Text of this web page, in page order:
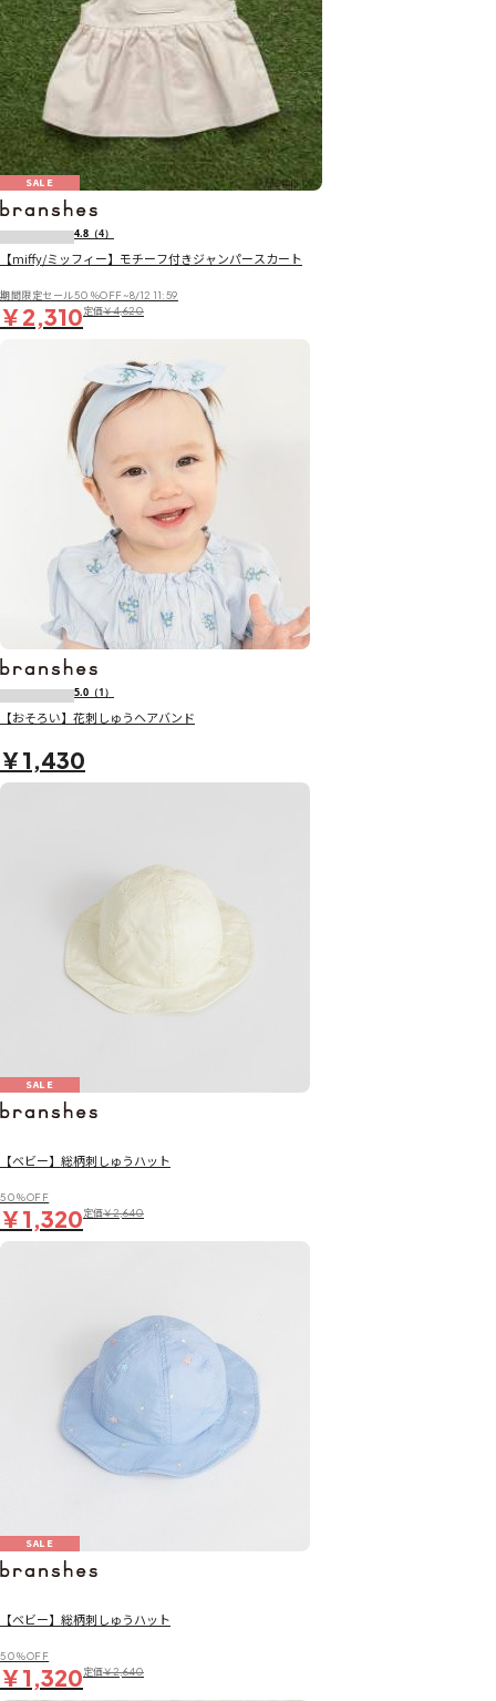
SALE
4.8 （4）
【miffy/ミッフィー】モチーフ付きジャンパースカート
期間限定セール50％OFF~8/12 11:59
￥2,310定価￥4,620
5.0 （1）
【おそろい】花刺しゅうヘアバンド
￥1,430
SALE
【ベビー】総柄刺しゅうハット
50％OFF
￥1,320定価￥2,640
SALE
【ベビー】総柄刺しゅうハット
50％OFF
￥1,320定価￥2,640